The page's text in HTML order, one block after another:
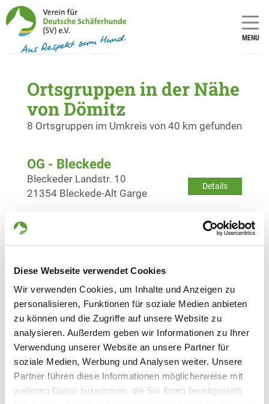
Diese Webseite verwendet Cookies
Wir verwenden Cookies, um Inhalte und Anzeigen zu
personalisieren, Funktionen für soziale Medien anbieten
zu können und die Zugriffe auf unsere Website zu
analysieren. Außerdem geben wir Informationen zu Ihrer
Verwendung unserer Website an unsere Partner für
soziale Medien, Werbung und Analysen weiter. Unsere
Partner führen diese Informationen möglicherweise mit
weiteren Daten zusammen, die Sie ihnen bereitgestellt
MENU
Ortsgruppen in der Nähe
von Dömitz
8 Ortsgruppen im Umkreis von 40 km gefunden
OG - Bleckede
Details
Bleckeder Landstr. 10
21354 Bleckede-Alt Garge
Breeser Weg
OG - Wustrow
Details
Am Fehl
29462 Wustrow
OG - Wittenberge
Details
Bresserstraße 10
19322 Wittenberge